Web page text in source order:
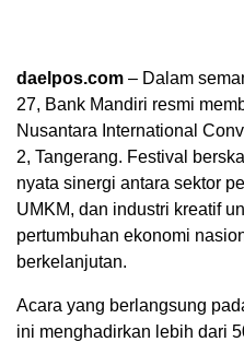
daelpos.com – Dalam
27, Bank Mandiri resmi
Nusantara International
2, Tangerang. Festival
nyata sinergi antara sektor
UMKM, dan industri kreatif
pertumbuhan ekonomi
berkelanjutan.
Acara yang berlangsung
ini menghadirkan lebih dari